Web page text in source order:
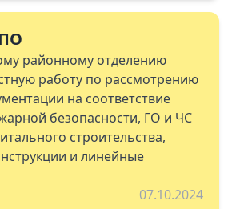
районному отделению
работу по рассмотрению
на соответствие
безопасности, ГО и ЧС
строительства,
и линейные
07.10.2024